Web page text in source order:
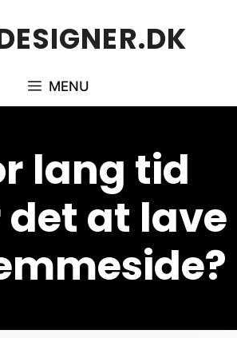
MENU
lang tid
at lave